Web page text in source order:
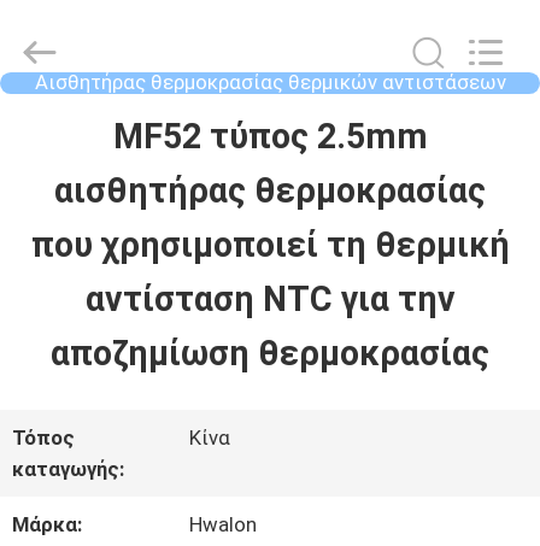
ΣΧΕΤΙΚΆ
ΕΜΆΣ
ΕΠΙΣΚΈΨΕΙΣ
Hwalon
Electronic
Co.,
Αισθητήρας θερμοκρασίας θερμικών αντιστάσεων
NTC
MF52 τύπος 2.5mm
αισθητήρας θερμοκρασίας
που χρησιμοποιεί τη θερμική
αντίσταση NTC για την
αποζημίωση θερμοκρασίας
Τόπος
καταγωγής:
Κίνα
Μάρκα: Hwalon